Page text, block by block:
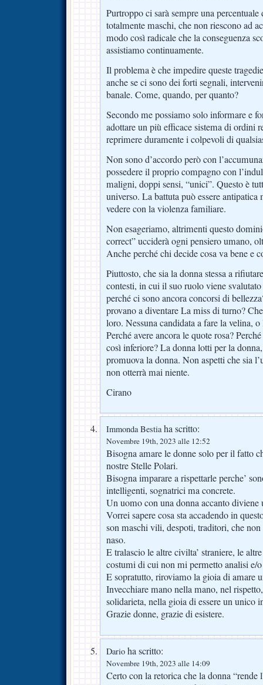
Purtroppo ci sarà sempre una percentuale
totalmente maschi, che non riescono ad
modo così radicale che la conseguenza
assistiamo continuamente.
Il problema è che impedire queste
anche se ci sono dei forti segnali,
banale. Come, quando, per quanto?
Secondo me possiamo solo informare e
adottare un più efficace sistema di ordini
reprimere duramente i colpevoli di
Non sono d’accordo però con
possedere il proprio compagno con
maligni, doppi sensi, “unici”. Questo è
universo. La battuta può essere antipatica
vedere con la violenza familiare.
Non esageriamo, altrimenti questo
correct” ucciderà ogni pensiero umano,
Anche perché chi decide cosa va bene e
Piuttosto, che sia la donna stessa a
contesti, in cui il suo ruolo viene
perché ci sono ancora concorsi di
provano a diventare La miss di turno?
loro. Nessuna candidata a fare la velina,
Perché avere ancora le quote rosa?
così inferiore? La donna lotti per la
promuova la donna. Non aspetti che sia
non otterrà mai niente.
Cirano
Immonda Bestiaha scritto:
Novembre 19th, 2023 alle 12:52
Bisogna amare le donne solo per il fatto
nostre Stelle Polari.
Bisogna imparare a rispettarle perche’
intelligenti, sognatrici ma concrete.
Un uomo con una donna accanto
Vorrei sapere cosa sta accadendo in
son maschi vili, despoti, traditori, che
naso.
E tralascio le altre civilta’ straniere, le
costumi di cui non mi permetto analisi e/
E sopratutto, riroviamo la gioia di amare
Invecchiare mano nella mano, nel
solidarieta, nella gioia di essere un unico
Grazie donne, grazie di esistere.
Dario ha scritto:
Novembre 19th, 2023 alle 14:09
Certo con la retorica che la donna